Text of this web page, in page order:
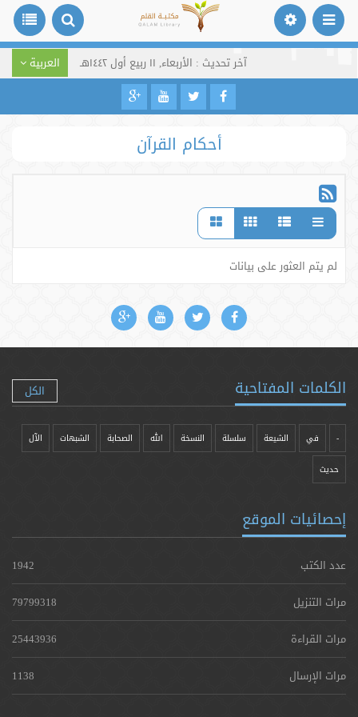
آخر تحديث : الأربعاء, ١١ ربيع أول ١٤٤٢هـ العربية
أحكام القرآن
لم يتم العثور على بيانات
الكلمات المفتاحية الكل
- في الشيعة سلسلة النسخة الله الصحابة الشبهات الآل
حدیث
إحصائيات الموقع
عدد الكتب
1942
مرات التنزيل
79799318
مرات القراءة
25443936
مرات الإرسال
1138